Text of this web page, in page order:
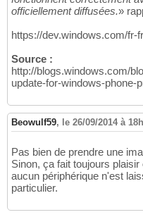
officiellement diffusées.»
https://dev.windows.com/fr-
Source :
http://blogs.windows.com/
update-for-windows-phone-
Beowulf59, le 26/09/2014 à
Pas bien de prendre une
Sinon, ça fait toujours
aucun périphérique n'est
particulier.